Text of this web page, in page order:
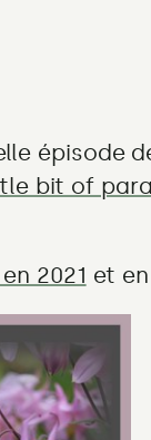
épisode
bit of
2021 et